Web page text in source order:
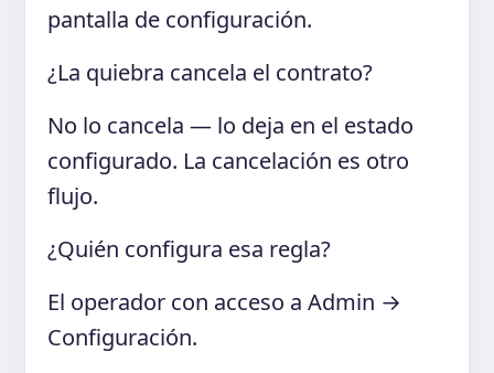
pantalla de configuración.
¿La quiebra cancela el contrato?
No lo cancela — lo deja en el estado
configurado. La cancelación es otro
flujo.
¿Quién configura esa regla?
El operador con acceso a Admin →
Configuración.